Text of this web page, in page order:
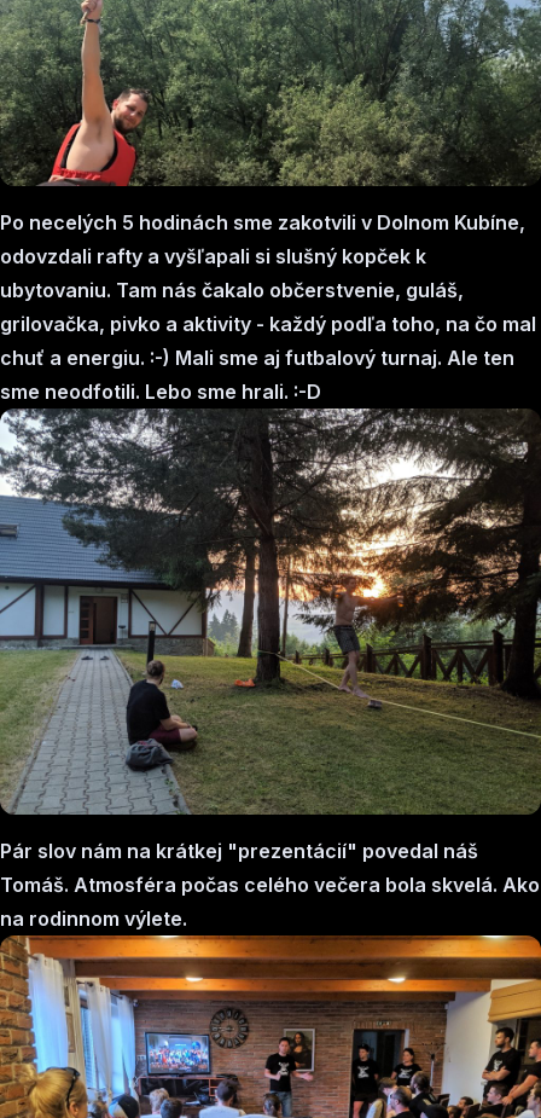
Po necelých 5 hodinách sme zakotvili v Dolnom Kubíne,
odovzdali rafty a vyšľapali si slušný kopček k
ubytovaniu. Tam nás čakalo občerstvenie, guláš,
grilovačka, pivko a aktivity - každý podľa toho, na čo mal
chuť a energiu. :-) Mali sme aj futbalový turnaj. Ale ten
sme neodfotili. Lebo sme hrali. :-D
Pár slov nám na krátkej "prezentácií" povedal náš
Tomáš. Atmosféra počas celého večera bola skvelá. Ako
na rodinnom výlete.